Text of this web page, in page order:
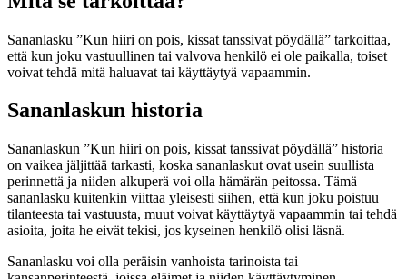
Sananlasku ”Kun hiiri on pois, kissat tanssivat pöydällä” tarkoittaa,
että kun joku vastuullinen tai valvova henkilö ei ole paikalla, toiset
voivat tehdä mitä haluavat tai käyttäytyä vapaammin.
Sananlaskun historia
Sananlaskun ”Kun hiiri on pois, kissat tanssivat pöydällä” historia
on vaikea jäljittää tarkasti, koska sananlaskut ovat usein suullista
perinnettä ja niiden alkuperä voi olla hämärän peitossa. Tämä
sananlasku kuitenkin viittaa yleisesti siihen, että kun joku poistuu
tilanteesta tai vastuusta, muut voivat käyttäytyä vapaammin tai tehdä
asioita, joita he eivät tekisi, jos kyseinen henkilö olisi läsnä.
Sananlasku voi olla peräisin vanhoista tarinoista tai